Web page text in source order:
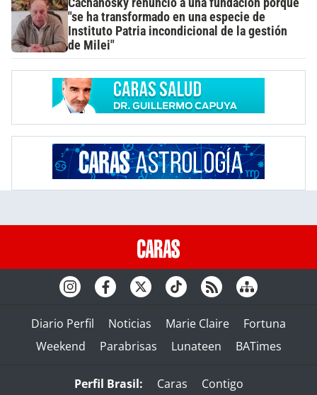
"se ha transformado en una especie de
Instituto Patria incondicional de la gestión
de Milei"
Diario Perfil Noticias Marie Claire
Fortuna
Weekend
Parabrisas Lunateen BATimes
Perfil Brasil: Caras Contigo